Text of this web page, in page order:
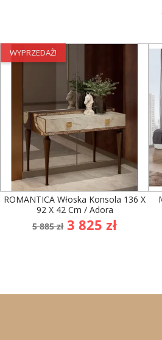
WYPRZEDAŻ!
ROMANTICA Włoska Konsola 136 X
92 X 42 Cm / Adora
Cena
podstawowa
5 885 zł Cena
3 825 zł